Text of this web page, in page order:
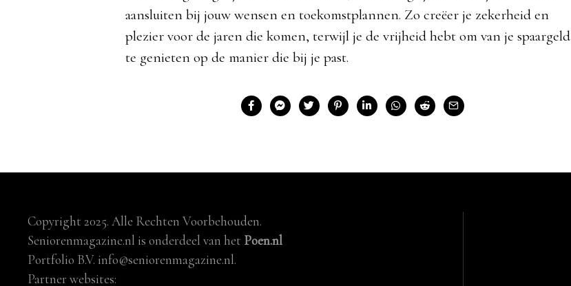
aansluiten bij jouw wensen en toekomstplannen. Zo creëer je zekerheid en
plezier voor de jaren die komen, terwijl je de vrijheid hebt om van je spaargeld
te genieten op de manier die bij je past.
Copyright 2025. Alle Rechten Voorbehouden.
Seniorenmagazine.nl is onderdeel van het Poen.nl
Portfolio B.V. info@seniorenmagazine.nl.
Partner websites: